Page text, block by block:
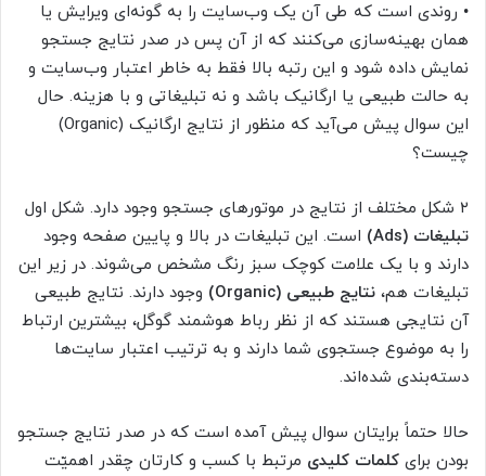
• روندی است که طی آن یک وب‌سایت را به گونه‌ای ویرایش یا
همان بهینه‌سازی می‌کنند که از آن پس در صدر نتایج جستجو
نمایش داده شود و این رتبه بالا فقط به خاطر اعتبار وب‌سایت و
به حالت طبیعی یا ارگانیک باشد و نه تبلیغاتی و با هزینه. حال
این سوال پیش می‌آید که منظور از نتایج ارگانیک (Organic)
چیست؟
۲ شکل مختلف از نتایج در موتورهای جستجو وجود دارد. شکل اول
تبلیغات (Ads)
است. این تبلیغات در بالا و پایین صفحه وجود
دارند و با یک علامت کوچک سبز رنگ مشخص می‌شوند. در زیر این
تبلیغات هم، نتایج طبیعی (Organic)
وجود دارند. نتایج طبیعی
آن نتایجی هستند که از نظر رباط هوشمند گوگل، بیشترین ارتباط
را به موضوع جستجوی شما دارند و به ترتیب اعتبار سایت‌ها
دسته‌بندی شده‌اند.
حالا حتماً برایتان سوال پیش آمده است که در صدر نتایج جستجو
بودن برای کلمات کلیدی مرتبط با کسب و کارتان چقدر اهمیّت